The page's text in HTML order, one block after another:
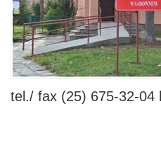
tel./ fax (25) 675-32-04